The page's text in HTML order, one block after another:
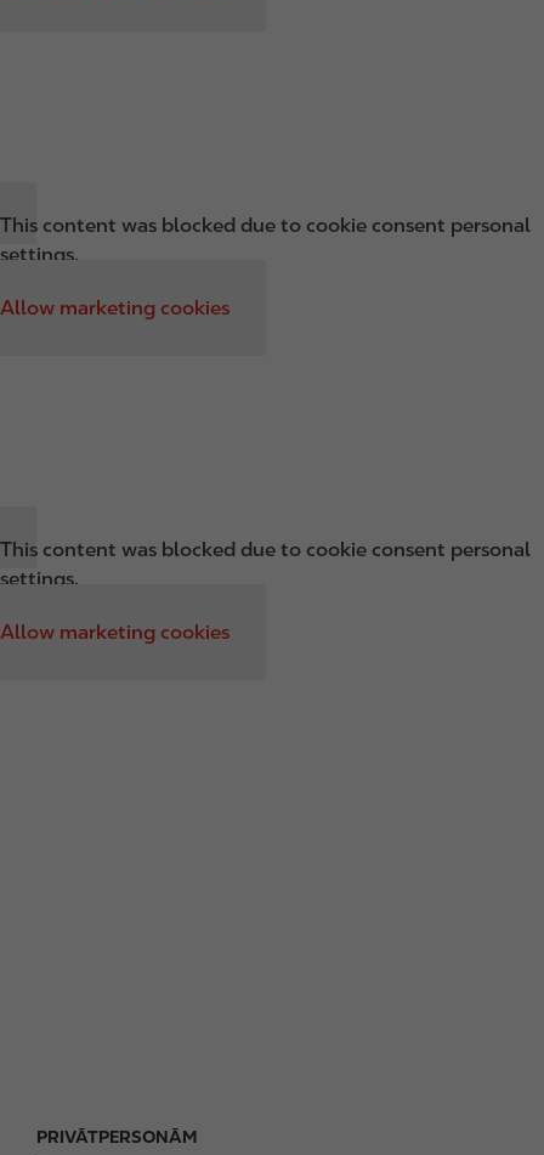
This content was blocked due to cookie consent personal
settings.
Allow marketing cookies
This content was blocked due to cookie consent personal
settings.
Allow marketing cookies
F
PRIVĀTPERSONĀM